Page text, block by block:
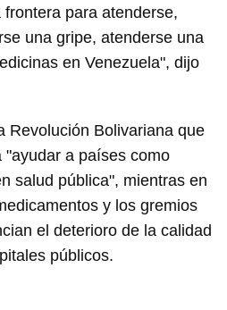
para atenderse,
una gripe, atenderse una
en Venezuela", dijo
Revolución Bolivariana que
"ayudar a países como
salud pública", mientras en
y los gremios
el deterioro de la calidad
públicos.